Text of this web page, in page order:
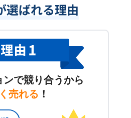
選ばれる理由
ンで競り合うから
売れる ！